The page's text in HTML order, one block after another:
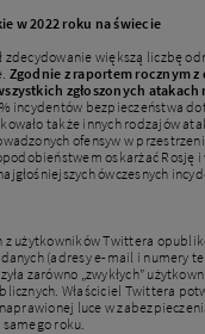
w 2022 roku na świecie
zdecydowanie większą liczbę
Zgodnie z raportem rocznym z
zgłoszonych
incydentów bezpieczeństwa
także innych rodzajów
ofensyw w
oskarżać Rosję i
ówczesnych
z użytkowników Twittera
(adresy e-mail i numery
zarówno „zwykłych”
Właściciel Twittera
luce w
roku.